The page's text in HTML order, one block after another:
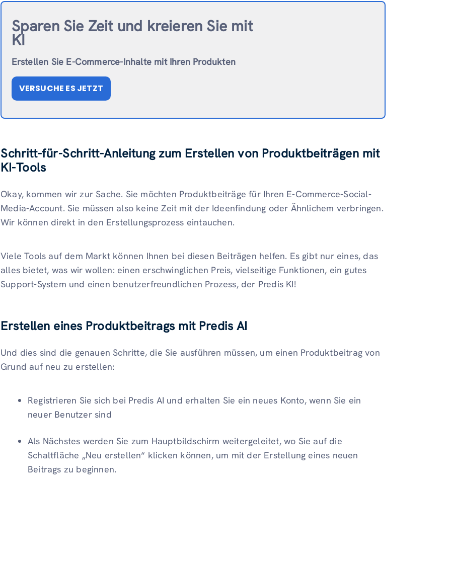
Sparen Sie Zeit und kreieren Sie mit
KI
Erstellen Sie E-Commerce-Inhalte mit Ihren Produkten
VERSUCHE ES JETZT
Schritt-für-Schritt-Anleitung zum Erstellen von Produktbeiträgen mit
KI-Tools
Okay, kommen wir zur Sache. Sie möchten Produktbeiträge für Ihren E-Commerce-Social-
Media-Account. Sie müssen also keine Zeit mit der Ideenfindung oder Ähnlichem verbringen.
Wir können direkt in den Erstellungsprozess eintauchen.
Viele Tools auf dem Markt können Ihnen bei diesen Beiträgen helfen. Es gibt nur eines, das
alles bietet, was wir wollen: einen erschwinglichen Preis, vielseitige Funktionen, ein gutes
Support-System und einen benutzerfreundlichen Prozess, der Predis KI!
Erstellen eines Produktbeitrags mit Predis AI
Und dies sind die genauen Schritte, die Sie ausführen müssen, um einen Produktbeitrag von
Grund auf neu zu erstellen:
Registrieren Sie sich bei Predis AI und erhalten Sie ein neues Konto, wenn Sie ein
neuer Benutzer sind
Als Nächstes werden Sie zum Hauptbildschirm weitergeleitet, wo Sie auf die
Schaltfläche „Neu erstellen“ klicken können, um mit der Erstellung eines neuen
Beitrags zu beginnen.